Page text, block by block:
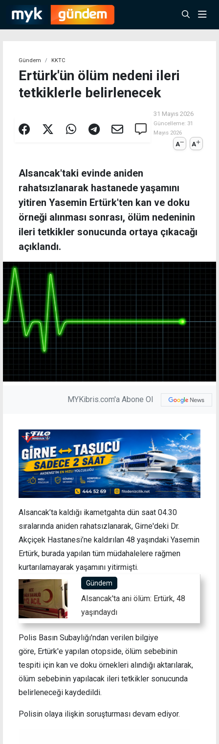
Gündem KKTC
Ertürk'ün ölüm nedeni ileri
tetkiklerle belirlenecek
31 Mayıs 2026
Güncelleme: 31
Mayıs 2026
A A
Alsancak'taki evinde aniden
rahatsızlanarak hastanede yaşamını
yitiren Yasemin Ertürk'ten kan ve doku
örneği alınması sonrası, ölüm nedeninin
ileri tetkikler sonucunda ortaya çıkacağı
açıklandı.
MYKibris.com'a Abone Ol
Alsancak’ta kaldığı ikametgahta dün saat 04.30
sıralarında aniden rahatsızlanarak, Girne'deki Dr.
Akçiçek Hastanesi’ne kaldırılan 48 yaşındaki Yasemin
Ertürk, burada yapılan tüm müdahalelere rağmen
kurtarılamayarak yaşamını yitirmişti.
Gündem
Alsancak'ta ani ölüm: Ertürk, 48
yaşındaydı
Polis Basın Subaylığı'ndan verilen bilgiye
göre, Ertürk'e yapılan otopside, ölüm sebebinin
tespiti için kan ve doku örnekleri alındığı aktarılarak,
ölüm sebebinin yapılacak ileri tetkikler sonucunda
belirleneceği kaydedildi.
Polisin olaya ilişkin soruşturması devam ediyor.